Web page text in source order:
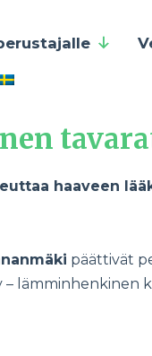
haaveen
päättivät
–